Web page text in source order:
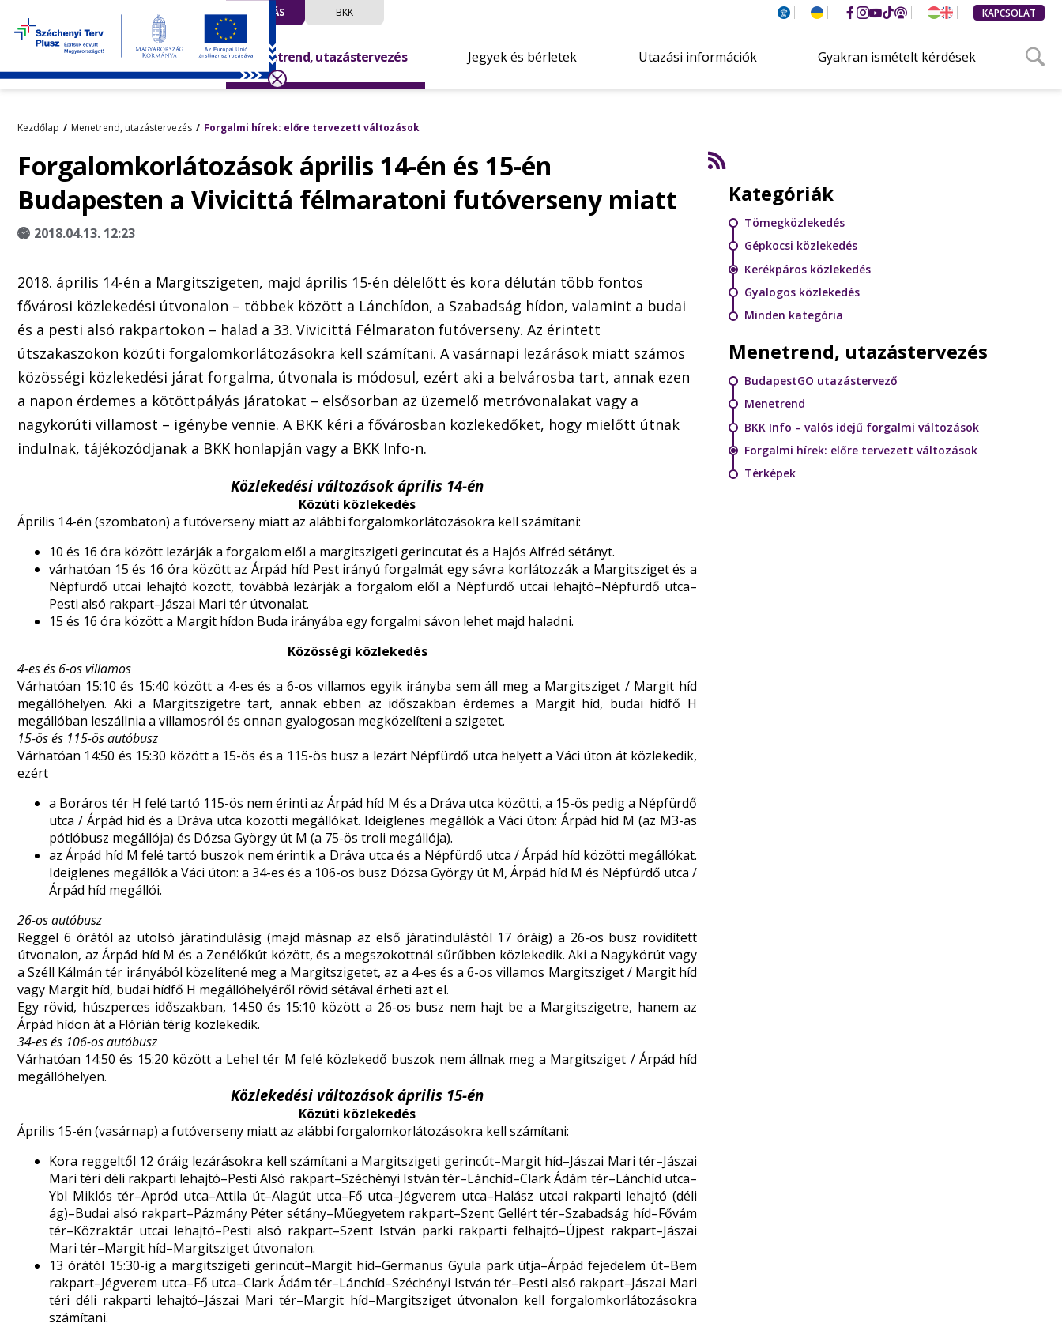
UTAZÁS BKK KAPCSOLAT
Menetrend, utazástervezés Jegyek és bérletek Utazási információk Gyakran ismételt kérdések
Kezdőlap Menetrend, utazástervezés Forgalmi hírek: előre tervezett változások
Forgalomkorlátozások április 14-én és 15-én
Budapesten a Vivicittá félmaratoni futóverseny miatt
2018.04.13. 12:23
2018. április 14-én a Margitszigeten, majd április 15-én délelőtt és kora délután több fontos
fővárosi közlekedési útvonalon – többek között a Lánchídon, a Szabadság hídon, valamint a budai
és a pesti alsó rakpartokon – halad a 33. Vivicittá Félmaraton futóverseny. Az érintett
útszakaszokon közúti forgalomkorlátozásokra kell számítani. A vasárnapi lezárások miatt számos
közösségi közlekedési járat forgalma, útvonala is módosul, ezért aki a belvárosba tart, annak ezen
a napon érdemes a kötöttpályás járatokat – elsősorban az üzemelő metróvonalakat vagy a
nagykörúti villamost – igénybe vennie. A BKK kéri a fővárosban közlekedőket, hogy mielőtt útnak
indulnak, tájékozódjanak a BKK honlapján vagy a BKK Info-n.
Közlekedési változások április 14-én
Közúti közlekedés
Április 14-én (szombaton) a futóverseny miatt az alábbi forgalomkorlátozásokra kell számítani:
10 és 16 óra között lezárják a forgalom elől a margitszigeti gerincutat és a Hajós Alfréd sétányt.
várhatóan 15 és 16 óra között az Árpád híd Pest irányú forgalmát egy sávra korlátozzák a Margitsziget és a
Népfürdő utcai lehajtó között, továbbá lezárják a forgalom elől a Népfürdő utcai lehajtó–Népfürdő utca–
Pesti alsó rakpart–Jászai Mari tér útvonalat.
15 és 16 óra között a Margit hídon Buda irányába egy forgalmi sávon lehet majd haladni.
Közösségi közlekedés
4-es és 6-os villamos
Várhatóan 15:10 és 15:40 között a 4-es és a 6-os villamos egyik irányba sem áll meg a Margitsziget / Margit híd
megállóhelyen. Aki a Margitszigetre tart, annak ebben az időszakban érdemes a Margit híd, budai hídfő H
megállóban leszállnia a villamosról és onnan gyalogosan megközelíteni a szigetet.
15-ös és 115-ös autóbusz
Várhatóan 14:50 és 15:30 között a 15-ös és a 115-ös busz a lezárt Népfürdő utca helyett a Váci úton át közlekedik,
ezért
a Boráros tér H felé tartó 115-ös nem érinti az Árpád híd M és a Dráva utca közötti, a 15-ös pedig a Népfürdő
utca / Árpád híd és a Dráva utca közötti megállókat. Ideiglenes megállók a Váci úton: Árpád híd M (az M3-as
pótlóbusz megállója) és Dózsa György út M (a 75-ös troli megállója).
az Árpád híd M felé tartó buszok nem érintik a Dráva utca és a Népfürdő utca / Árpád híd közötti megállókat.
Ideiglenes megállók a Váci úton: a 34-es és a 106-os busz Dózsa György út M, Árpád híd M és Népfürdő utca /
Árpád híd megállói.
26-os autóbusz
Reggel 6 órától az utolsó járatindulásig (majd másnap az első járatindulástól 17 óráig) a 26-os busz rövidített
útvonalon, az Árpád híd M és a Zenélőkút között, és a megszokottnál sűrűbben közlekedik. Aki a Nagykörút vagy
a Széll Kálmán tér irányából közelítené meg a Margitszigetet, az a 4-es és a 6-os villamos Margitsziget / Margit híd
vagy Margit híd, budai hídfő H megállóhelyéről rövid sétával érheti azt el.
Egy rövid, húszperces időszakban, 14:50 és 15:10 között a 26-os busz nem hajt be a Margitszigetre, hanem az
Árpád hídon át a Flórián térig közlekedik.
34-es és 106-os autóbusz
Várhatóan 14:50 és 15:20 között a Lehel tér M felé közlekedő buszok nem állnak meg a Margitsziget / Árpád híd
megállóhelyen.
Közlekedési változások április 15-én
Közúti közlekedés
Április 15-én (vasárnap) a futóverseny miatt az alábbi forgalomkorlátozásokra kell számítani:
Kora reggeltől 12 óráig lezárásokra kell számítani a Margitszigeti gerincút–Margit híd–Jászai Mari tér–Jászai
Mari téri déli rakparti lehajtó–Pesti Alsó rakpart–Széchényi István tér–Lánchíd–Clark Ádám tér–Lánchíd utca–
Ybl Miklós tér–Apród utca–Attila út–Alagút utca–Fő utca–Jégverem utca–Halász utcai rakparti lehajtó (déli
ág)–Budai alsó rakpart–Pázmány Péter sétány–Műegyetem rakpart–Szent Gellért tér–Szabadság híd–Fővám
tér–Közraktár utcai lehajtó–Pesti alsó rakpart–Szent István parki rakparti felhajtó–Újpest rakpart–Jászai
Mari tér–Margit híd–Margitsziget útvonalon.
13 órától 15:30-ig a margitszigeti gerincút–Margit híd–Germanus Gyula park útja–Árpád fejedelem út–Bem
rakpart–Jégverem utca–Fő utca–Clark Ádám tér–Lánchíd–Széchényi István tér–Pesti alsó rakpart–Jászai Mari
téri déli rakparti lehajtó–Jászai Mari tér–Margit híd–Margitsziget útvonalon kell forgalomkorlátozásokra
számítani.
Kategóriák
Tömegközlekedés
Gépkocsi közlekedés
Kerékpáros közlekedés
Gyalogos közlekedés
Minden kategória
Menetrend, utazástervezés
BudapestGO utazástervező
Menetrend
BKK Info – valós idejű forgalmi változások
Forgalmi hírek: előre tervezett változások
Térképek